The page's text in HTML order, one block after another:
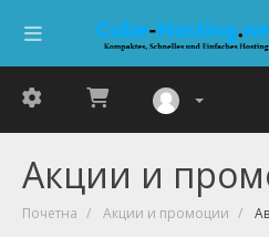
Акции и
Почетна Акции и промоции